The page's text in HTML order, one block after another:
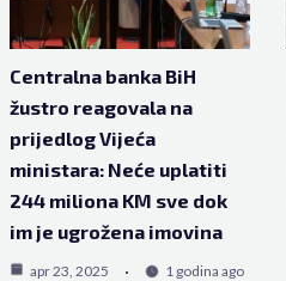
Centralna banka BiH
žustro reagovala na
prijedlog Vijeća
ministara: Neće uplatiti
244 miliona KM sve dok
im je ugrožena imovina
apr 23, 2025 1 godina ago